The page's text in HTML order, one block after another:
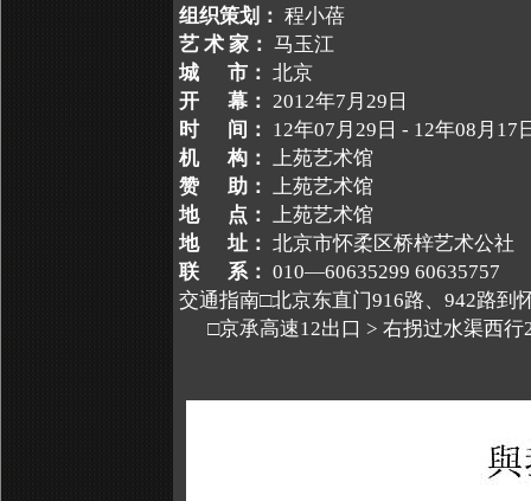
组织策划： 程小蓓
艺 术 家： 马玉江
城 市： 北京
开 幕： 2012年7月29日
时 间： 12年07月29日 - 12年08月17
机 构： 上苑艺术馆
赞 助： 上苑艺术馆
地 点： 上苑艺术馆
地 址： 北京市怀柔区桥梓艺术公社
联 系： 010—60635299 60635757
交通指南□北京东直门916路、942路
□京承高速12出口 > 右拐过水渠西行